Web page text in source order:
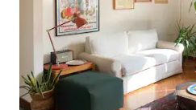
alternativamente, é possível
ao ponto de encontro.